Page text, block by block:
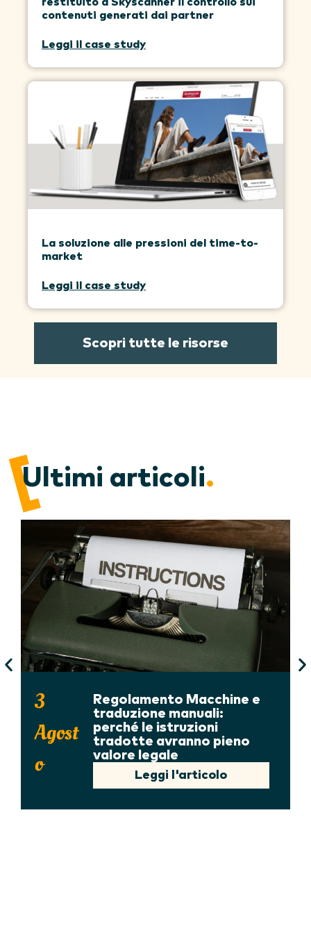
restituito a Skyscanner il controllo sui
contenuti generati dai partner
Leggi il case study
La soluzione alle pressioni del time-to-
market
Leggi il case study
Scopri tutte le risorse
Ultimi articoli.
3
Agost
o
Regolamento Macchine e
traduzione manuali:
perché le istruzioni
tradotte avranno pieno
valore legale
Leggi l'articolo